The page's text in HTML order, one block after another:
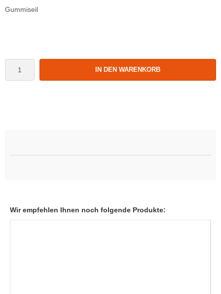
Gummiseil
IN DEN WARENKORB
Wir empfehlen Ihnen noch folgende Produkte: